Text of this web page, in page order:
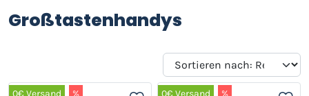
Großtastenhandys
0€ Versand % 0€ Versand %